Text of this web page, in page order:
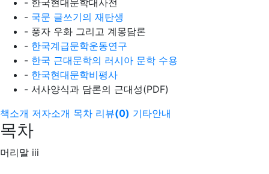
- 국문 글쓰기의 재탄생
- 풍자 우화 그리고 계몽담론
- 한국계급문학운동연구
- 한국 근대문학의 러시아 문학 수용
- 한국현대문학비평사
- 서사양식과 담론의 근대성(PDF)
책소개 저자소개 목차 리뷰(0) 기타안내
목차
머리말 iii